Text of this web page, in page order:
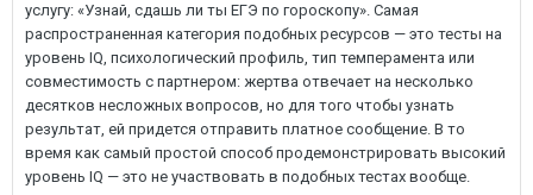
услугу: «Узнай, сдашь ли ты ЕГЭ по гороскопу». Самая
распространенная категория подобных ресурсов — это тесты на
уровень IQ, психологический профиль, тип темперамента или
совместимость с партнером: жертва отвечает на несколько
десятков несложных вопросов, но для того чтобы узнать
результат, ей придется отправить платное сообщение. В то
время как самый простой способ продемонстрировать высокий
уровень IQ — это не участвовать в подобных тестах вообще.